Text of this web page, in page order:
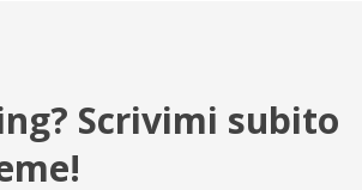
Scrivimi subito